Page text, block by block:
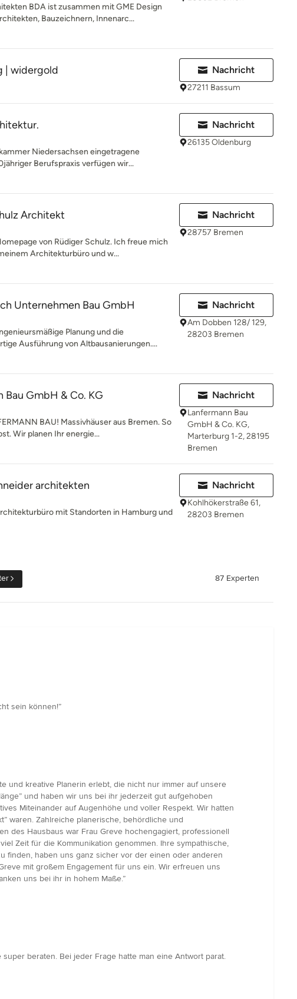
BDA ist zusammen mit GME Design
Bauzeichnern, Innenarc...
| widergold Nachricht
27211 Bassum
Niedersachsen eingetragene
Berufspraxis verfügen wir...
Nachricht
26135 Oldenburg
Architekt
von Rüdiger Schulz. Ich freue mich
Architekturbüro und w...
Nachricht
28757 Bremen
Unternehmen Bau GmbH
Planung und die
Ausführung von Altbausanierungen....
Nachricht
Am Dobben 128/ 129,
28203 Bremen
Bau GmbH & Co. KG
BAU! Massivhäuser aus Bremen. So
Wir planen Ihr energie...
Nachricht
Lanfermann Bau
GmbH & Co. KG,
Marterburg 1-2, 28195
Bremen
architekten
mit Standorten in Hamburg und
Nachricht
Kohlhökerstraße 61,
28203 Bremen
87 Experten
sein können!”
und kreative Planerin erlebt, die nicht nur immer auf unsere
und haben wir uns bei ihr jederzeit gut aufgehoben
Miteinander auf Augenhöhe und voller Respekt. Wir hatten
waren. Zahlreiche planerische, behördliche und
des Hausbaus war Frau Greve hochengagiert, professionell
Zeit für die Kommunikation genommen. Ihre sympathische,
finden, haben uns ganz sicher vor der einen oder anderen
mit großem Engagement für uns ein. Wir erfreuen uns
uns bei ihr in hohem Maße.”
beraten. Bei jeder Frage hatte man eine Antwort parat.